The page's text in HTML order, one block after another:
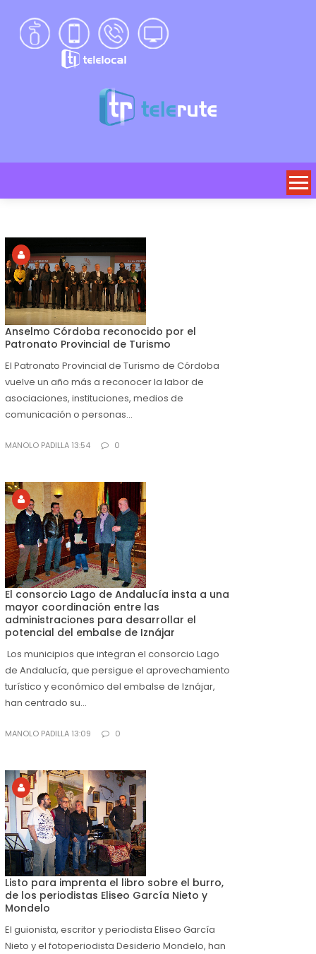
Anselmo Córdoba reconocido por el
Patronato Provincial de Turismo
El Patronato Provincial de Turismo de Córdoba
vuelve un año más a reconocer la labor de
asociaciones, instituciones, medios de
comunicación o personas...
MANOLO PADILLA 13:54 0
El consorcio Lago de Andalucía insta a una
mayor coordinación entre las
administraciones para desarrollar el
potencial del embalse de Iznájar
Los municipios que integran el consorcio Lago
de Andalucía, que persigue el aprovechamiento
turístico y económico del embalse de Iznájar,
han centrado su...
MANOLO PADILLA 13:09 0
Listo para imprenta el libro sobre el burro,
de los periodistas Eliseo García Nieto y
Mondelo
El guionista, escritor y periodista Eliseo García
Nieto y el fotoperiodista Desiderio Mondelo, han